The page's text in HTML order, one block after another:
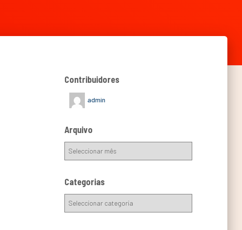
Contribuidores
admin
Arquivo
Categorias